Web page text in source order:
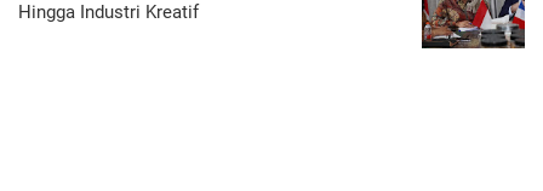
Hingga Industri Kreatif